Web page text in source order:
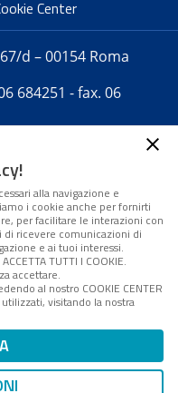
Center
d – 00154 Roma
684251 - fax. 06
telematica iscritta
Tribunale di Roma -
resp. Michela
a Direzione e
S.p.A. - FPA s.r.l.
di management
- R.E.A. Roma
AWS
alla navigazione e
i cookie anche per fornirti
per facilitare le interazioni con
ricevere comunicazioni di
e ai tuoi interessi.
TUTTI I COOKIE.
accettare.
al nostro COOKIE CENTER
visitando la nostra